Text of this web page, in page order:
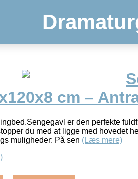
cm –
er den perfekte
du med at ligge med hovedet
muligheder: På sen (Læs mere)